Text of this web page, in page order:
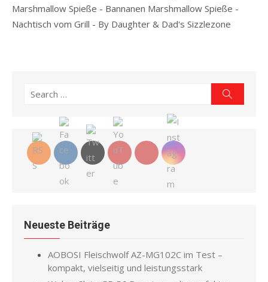
Marshmallow Spieße - Bannanen Marshmallow Spieße -
Nachtisch vom Grill - By Daughter & Dad's Sizzlezone
Search
Neueste Beiträge
AOBOSI Fleischwolf AZ-MG102C im Test –
kompakt, vielseitig und leistungsstark